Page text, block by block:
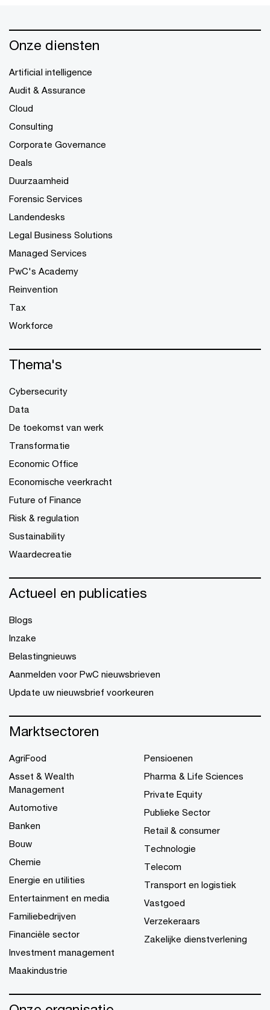
Onze diensten
Artificial intelligence
Audit & Assurance
Cloud
Consulting
Corporate Governance
Deals
Duurzaamheid
Forensic Services
Landendesks
Legal Business Solutions
Managed Services
PwC's Academy
Reinvention
Tax
Workforce
Thema's
Cybersecurity
Data
De toekomst van werk
Transformatie
Economic Office
Economische veerkracht
Future of Finance
Risk & regulation
Sustainability
Waardecreatie
Actueel en publicaties
Blogs
Inzake
Belastingnieuws
Aanmelden voor PwC nieuwsbrieven
Update uw nieuwsbrief voorkeuren
Marktsectoren
AgriFood
Asset & Wealth
Management
Automotive
Banken
Bouw
Chemie
Energie en utilities
Entertainment en media
Familiebedrijven
Financiële sector
Investment management
Maakindustrie
Pensioenen
Pharma & Life Sciences
Private Equity
Publieke Sector
Retail & consumer
Technologie
Telecom
Transport en logistiek
Vastgoed
Verzekeraars
Zakelijke dienstverlening